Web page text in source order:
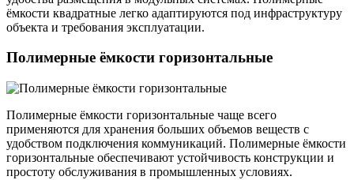
ёмкости квадратные легко адаптируются под инфраструктуру
объекта и требования эксплуатации.
Полимерные ёмкости горизонтальные
Полимерные ёмкости горизонтальные чаще всего
применяются для хранения больших объемов веществ с
удобством подключения коммуникаций. Полимерные ёмкости
горизонтальные обеспечивают устойчивость конструкции и
простоту обслуживания в промышленных условиях.